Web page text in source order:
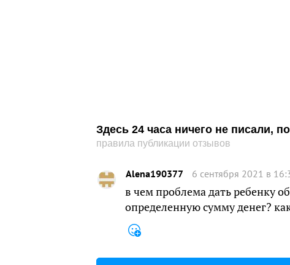
Здесь 24 часа ничего не писали,
правила публикации отзывов
Alena190377 6 сентября 2021 в
в чем проблема дать ребенку
определенную сумму денег?